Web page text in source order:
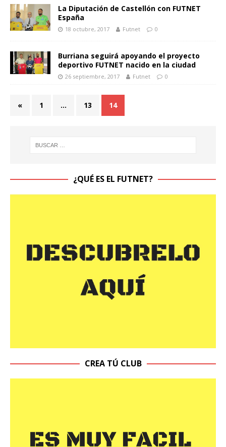
La Diputación de Castellón con FUTNET
España
18 octubre, 2017 Futnet 0
Burriana seguirá apoyando el proyecto
deportivo FUTNET nacido en la ciudad
26 septiembre, 2017 Futnet 0
« 1 … 13 14
¿QUÉ ES EL FUTNET?
CREA TÚ CLUB